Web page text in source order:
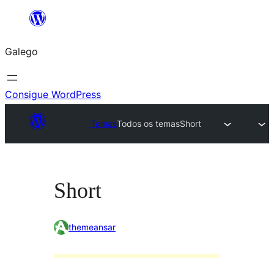
Saltar
contido
Galego
Consigue WordPress
TemasTodos os temasShort
Short
themeansar